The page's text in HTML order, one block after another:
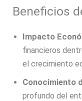
Beneficios
Impacto
financieros
el crecimiento
Conocimiento
profundo del